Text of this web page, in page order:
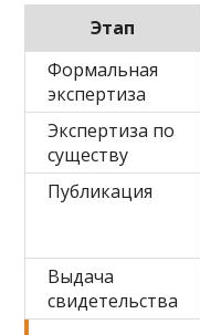
Этап
Формальная
экспертиза
Экспертиза по
существу
Публикация
Выдача
свидетельства